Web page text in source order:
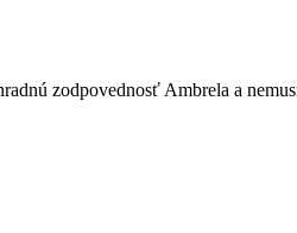
zodpovednosť Ambrela a